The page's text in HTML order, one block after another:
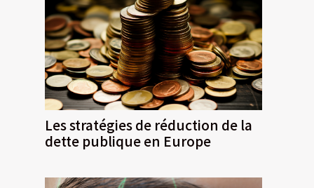
Les stratégies de réduction de la
dette publique en Europe